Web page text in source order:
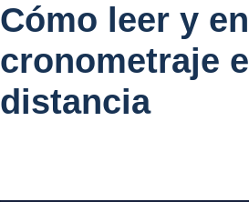
Cómo leer y
cronometraje
distancia